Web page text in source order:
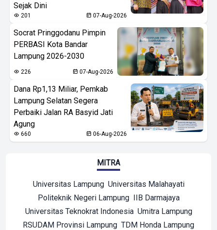
Sejak Dini
201 07-Aug-2026
Socrat Pringgodanu Pimpin
PERBASI Kota Bandar
Lampung 2026-2030
226 07-Aug-2026
Dana Rp1,13 Miliar, Pemkab
Lampung Selatan Segera
Perbaiki Jalan RA Basyid Jati
Agung
660 06-Aug-2026
MITRA
Universitas Lampung Universitas Malahayati
Politeknik Negeri Lampung IIB Darmajaya
Universitas Teknokrat Indonesia Umitra Lampung
RSUDAM Provinsi Lampung TDM Honda Lampung